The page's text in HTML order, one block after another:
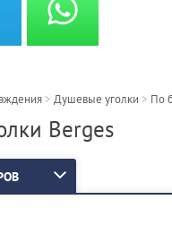
> Душевые уголки > По
Berges